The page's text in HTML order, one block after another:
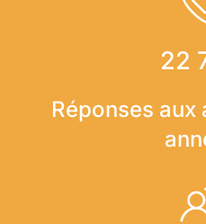
22
Réponses aux